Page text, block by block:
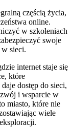
częścią życia,
online.
w szkoleniach
swoje
sieci.
internet staje się
które
dostęp do sieci,
i wsparcie w
miasto, które nie
wiele